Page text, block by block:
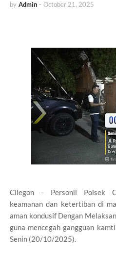
by Admin - October 21, 2025
Cilegon - Personil Polsek
keamanan dan ketertiban di
aman kondusif Dengan
guna mencegah gangguan
Senin (20/10/2025).